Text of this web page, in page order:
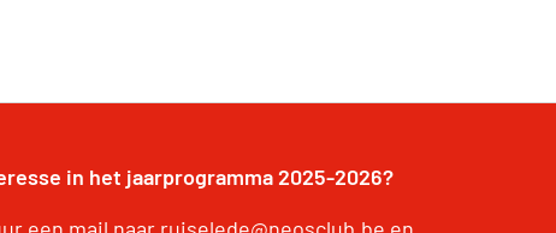
in het jaarprogramma 2025-2026?